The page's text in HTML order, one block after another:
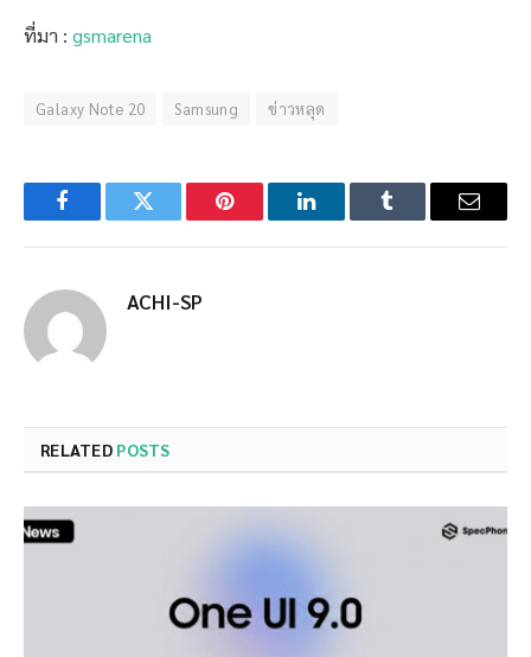
ที่มา : gsmarena
Galaxy Note 20 Samsung ข่าวหลุด
FacebookTwitter Pinterest LinkedInTumblr Email
ACHI-SP
RELATED POSTS